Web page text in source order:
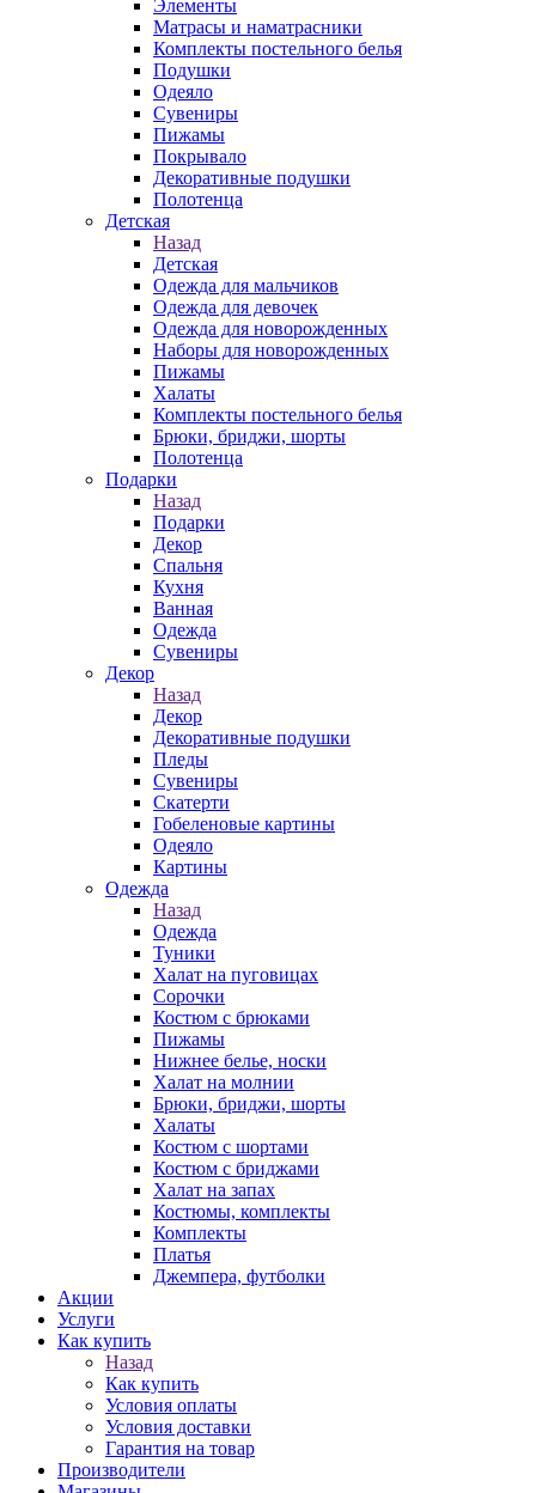
Элементы
Матрасы и наматрасники
Комплекты постельного белья
Подушки
Одеяло
Сувениры
Пижамы
Покрывало
Декоративные подушки
Полотенца
Детская
Назад
Детская
Одежда для мальчиков
Одежда для девочек
Одежда для новорожденных
Наборы для новорожденных
Пижамы
Халаты
Комплекты постельного белья
Брюки, бриджи, шорты
Полотенца
Подарки
Назад
Подарки
Декор
Спальня
Кухня
Ванная
Одежда
Сувениры
Декор
Назад
Декор
Декоративные подушки
Пледы
Сувениры
Скатерти
Гобеленовые картины
Одеяло
Картины
Одежда
Назад
Одежда
Туники
Халат на пуговицах
Сорочки
Костюм с брюками
Пижамы
Нижнее белье, носки
Халат на молнии
Брюки, бриджи, шорты
Халаты
Костюм с шортами
Костюм с бриджами
Халат на запах
Костюмы, комплекты
Комплекты
Платья
Джемпера, футболки
Акции
Услуги
Как купить
Назад
Как купить
Условия оплаты
Условия доставки
Гарантия на товар
Производители